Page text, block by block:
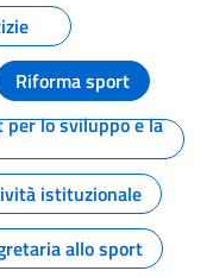
Riforma sport
lo sviluppo e la
istituzionale
allo sport